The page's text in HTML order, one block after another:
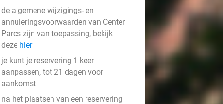
de algemene wijzigings- en
annuleringsvoorwaarden van Center
Parcs zijn van toepassing, bekijk
deze hier
je kunt je reservering 1 keer
aanpassen, tot 21 dagen voor
aankomst
na het plaatsen van een reservering